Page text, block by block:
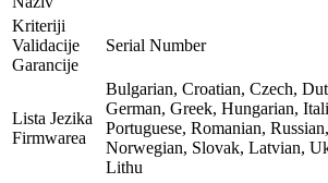
Kriteriji
Validacije
Garancije
Serial Number
Lista Jezika
Firmwarea
Bulgarian, Croatian, Czech,
German, Greek, Hungarian,
Portuguese, Romanian,
Norwegian, Slovak, Latvian,
Lithu